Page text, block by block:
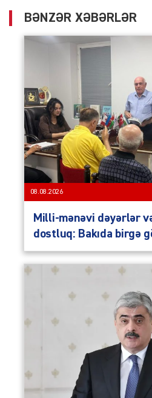
BƏNZƏR XƏBƏRLƏR
08.08.2026
Milli-mənəvi dəyərlər
dostluq: Bakıda birgə